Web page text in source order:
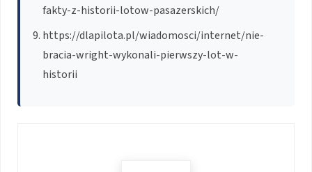
fakty-z-historii-lotow-pasazerskich/
https://dlapilota.pl/wiadomosci/internet/nie-
bracia-wright-wykonali-pierwszy-lot-w-
historii